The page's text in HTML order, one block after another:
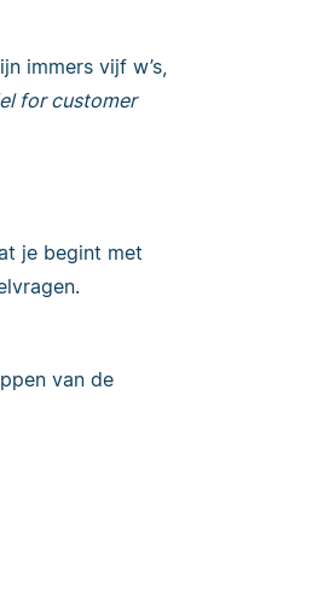
immers vijf w’s,
for customer
je begint met
van de